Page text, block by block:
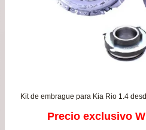
Precio exclusivo